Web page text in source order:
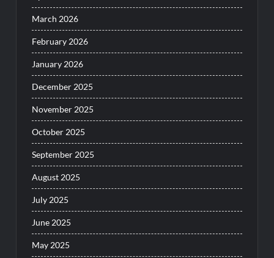
March 2026
February 2026
January 2026
December 2025
November 2025
October 2025
September 2025
August 2025
July 2025
June 2025
May 2025